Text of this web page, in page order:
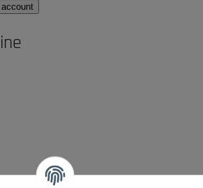
account